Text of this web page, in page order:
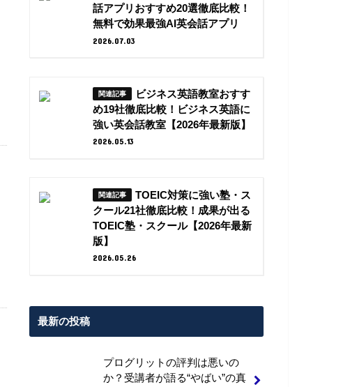
話アプリおすすめ20選徹底比較！
無料で効果最強AI英会話アプリ
2026.07.03
ビジネス英語教室おすす
め19社徹底比較！ビジネス英語に
強い英会話教室【2026年最新版】
2026.05.13
TOEIC対策に強い塾・ス
クール21社徹底比較！成果が出る
TOEIC塾・スクール【2026年最新
版】
2026.05.26
最新の投稿
プログリットの評判は悪いの
か？受講者が語る“やばい”の真